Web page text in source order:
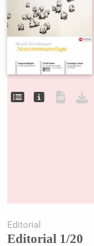
Editorial
Editorial 1/20